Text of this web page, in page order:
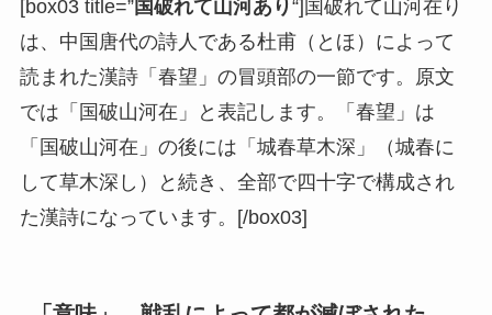
[box03 title=”国破れて山河あり“]国破れて山河在り
は、中国唐代の詩人である杜甫（とほ）によって
読まれた漢詩「春望」の冒頭部の一節です。原文
では「国破山河在」と表記します。「春望」は
「国破山河在」の後には「城春草木深」（城春に
して草木深し）と続き、全部で四十字で構成され
た漢詩になっています。[/box03]